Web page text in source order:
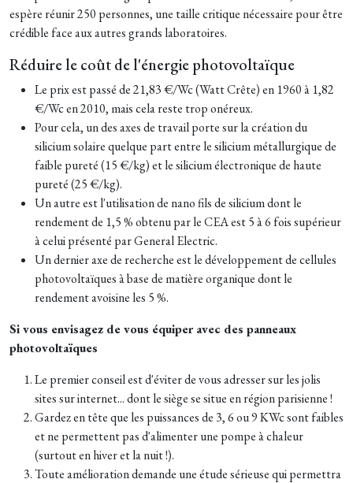
espère réunir 250 personnes, une taille critique nécessaire pour être
crédible face aux autres grands laboratoires.
Réduire le coût de l'énergie photovoltaïque
Le prix est passé de 21,83 €/Wc (Watt Crête) en 1960 à 1,82
€/Wc en 2010, mais cela reste trop onéreux.
Pour cela, un des axes de travail porte sur la création du
silicium solaire quelque part entre le silicium métallurgique de
faible pureté (15 €/kg) et le silicium électronique de haute
pureté (25 €/kg).
Un autre est l'utilisation de nano fils de silicium dont le
rendement de 1,5 % obtenu par le CEA est 5 à 6 fois supérieur
à celui présenté par General Electric.
Un dernier axe de recherche est le développement de cellules
photovoltaïques à base de matière organique dont le
rendement avoisine les 5 %.
Si vous envisagez de vous équiper avec des panneaux
photovoltaïques
Le premier conseil est d'éviter de vous adresser sur les jolis
sites sur internet... dont le siège se situe en région parisienne !​
Gardez en tête que les puissances de 3, 6 ou 9 KWc sont faibles
et ne permettent pas d'alimenter une pompe à chaleur
(surtout en hiver et la nuit !).
Toute amélioration demande une étude sérieuse qui permettra